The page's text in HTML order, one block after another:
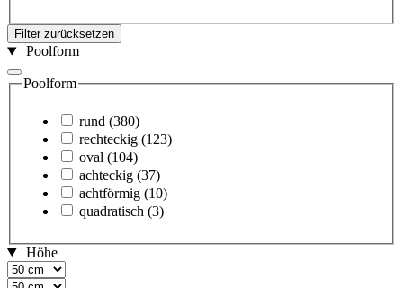
Filter zurücksetzen
Poolform
Poolform
rund (380)
rechteckig (123)
oval (104)
achteckig (37)
achtförmig (10)
quadratisch (3)
Höhe